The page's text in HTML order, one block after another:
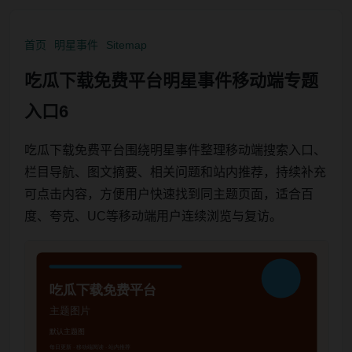
首页 明星事件 Sitemap
吃瓜下载免费平台明星事件移动端专题
入口6
吃瓜下载免费平台围绕明星事件整理移动端搜索入口、
栏目导航、图文摘要、相关问题和站内推荐，持续补充
可点击内容，方便用户快速找到同主题页面，适合百
度、夸克、UC等移动端用户连续浏览与复访。